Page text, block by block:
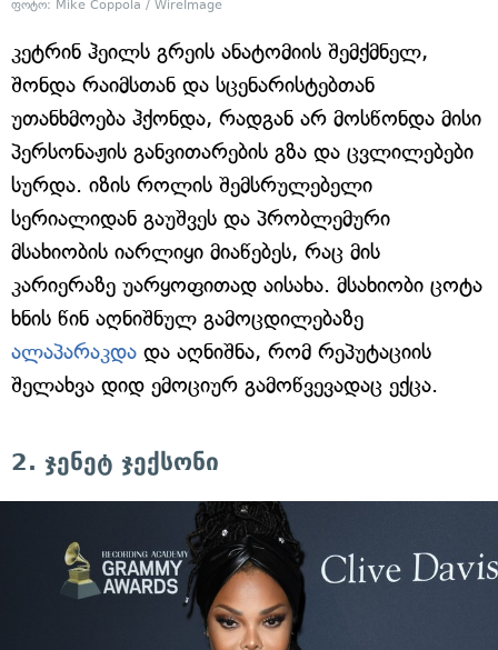
ფოტო: Mike Coppola / WireImage
კეტრინ ჰეილს გრეის ანატომიის შემქმნელ,
შონდა რაიმსთან და სცენარისტებთან
უთანხმოება ჰქონდა, რადგან არ მოსწონდა მისი
პერსონაჟის განვითარების გზა და ცვლილებები
სურდა. იზის როლის შემსრულებელი
სერიალიდან გაუშვეს და პრობლემური
მსახიობის იარლიყი მიაწებეს, რაც მის
კარიერაზე უარყოფითად აისახა. მსახიობი ცოტა
ხნის წინ აღნიშნულ გამოცდილებაზე
ალაპარაკდა და აღნიშნა, რომ რეპუტაციის
შელახვა დიდ ემოციურ გამოწვევადაც ექცა.
2. ჯენეტ ჯექსონი